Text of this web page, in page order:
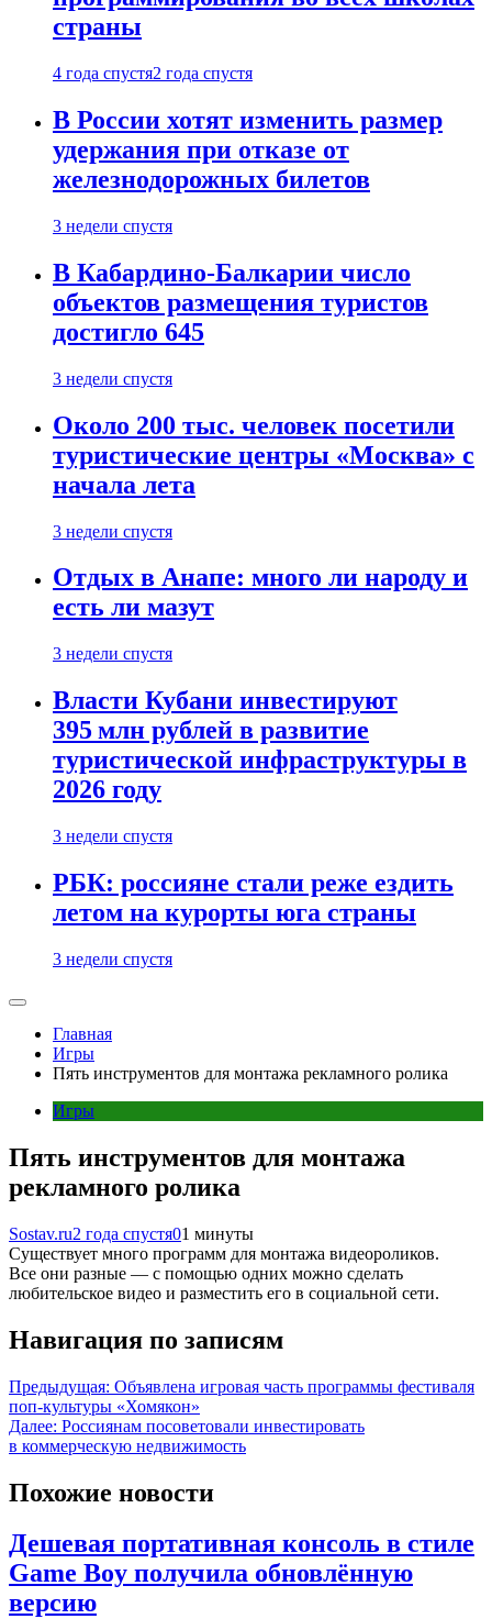
страны
4 года спустя2 года спустя
В России хотят изменить размер
удержания при отказе от
железнодорожных билетов
3 недели спустя
В Кабардино-Балкарии число
объектов размещения туристов
достигло 645
3 недели спустя
Около 200 тыс. человек посетили
туристические центры «Москва» с
начала лета
3 недели спустя
Отдых в Анапе: много ли народу и
есть ли мазут
3 недели спустя
Власти Кубани инвестируют
395 млн рублей в развитие
туристической инфраструктуры в
2026 году
3 недели спустя
РБК: россияне стали реже ездить
летом на курорты юга страны
3 недели спустя
Главная
Игры
Пять инструментов для монтажа рекламного ролика
Игры
Пять инструментов для монтажа
рекламного ролика
Sostav.ru2 года спустя01 минуты
Существует много программ для монтажа видеороликов.
Все они разные — с помощью одних можно сделать
любительское видео и разместить его в социальной сети.
Навигация по записям
Предыдущая: Объявлена игровая часть программы фестиваля
поп-культуры «Хомякон»
Далее: Россиянам посоветовали инвестировать
в коммерческую недвижимость
Похожие новости
Дешевая портативная консоль в стиле
Game Boy получила обновлённую
версию